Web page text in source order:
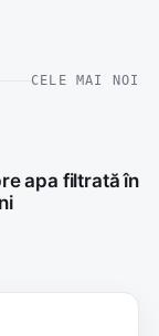
CELE MAI NOI
apa filtrată în